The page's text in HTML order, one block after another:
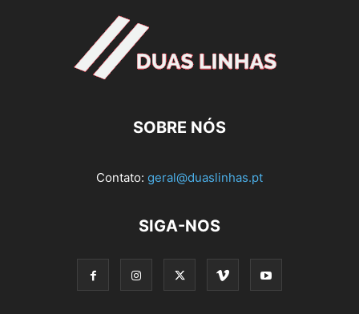
SOBRE NÓS
Contato: geral@duaslinhas.pt
SIGA-NOS